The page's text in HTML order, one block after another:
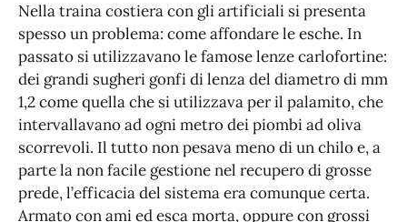
Nella traina costiera con gli artificiali si presenta
spesso un problema: come affondare le esche. In
passato si utilizzavano le famose lenze carlofortine:
dei grandi sugheri gonfi di lenza del diametro di mm
1,2 come quella che si utilizzava per il palamito, che
intervallavano ad ogni metro dei piombi ad oliva
scorrevoli. Il tutto non pesava meno di un chilo e, a
parte la non facile gestione nel recupero di grosse
prede, l’efficacia del sistema era comunque certa.
Armato con ami ed esca morta, oppure con grossi